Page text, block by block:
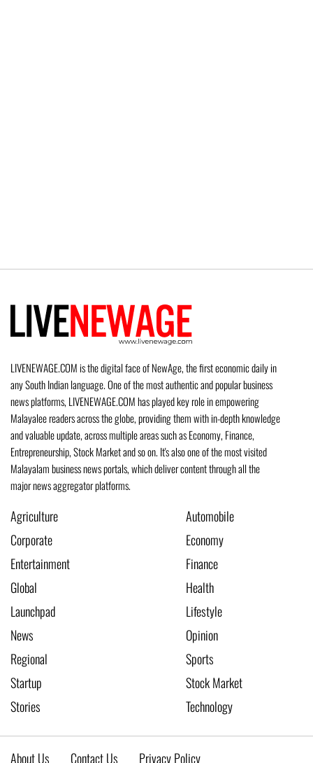
LIVENEWAGE.COM is the digital face of NewAge, the first economic daily in
any South Indian language. One of the most authentic and popular business
news platforms, LIVENEWAGE.COM has played key role in empowering
Malayalee readers across the globe, providing them with in-depth knowledge
and valuable update, across multiple areas such as Economy, Finance,
Entrepreneurship, Stock Market and so on. It's also one of the most visited
Malayalam business news portals, which deliver content through all the
major news aggregator platforms.
Agriculture
Automobile
Corporate
Economy
Entertainment
Finance
Global
Health
Launchpad
Lifestyle
News
Opinion
Regional
Sports
Startup
Stock Market
Stories
Technology
About Us Contact Us Privacy Policy